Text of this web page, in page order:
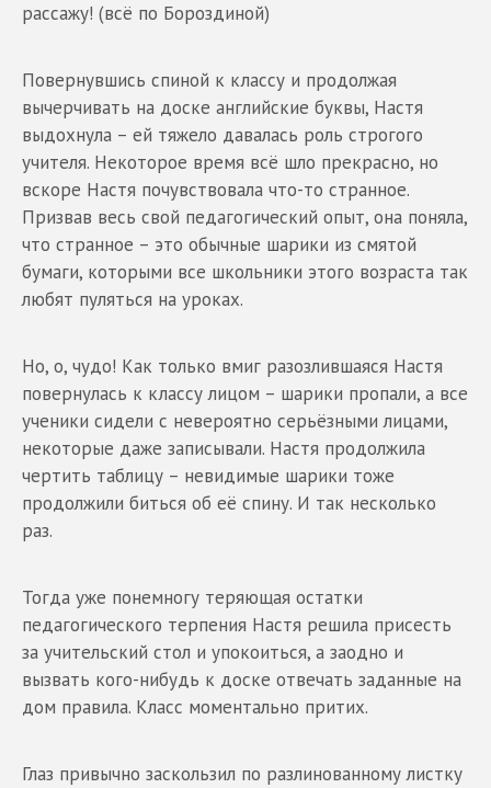
рассажу! (всё по Бороздиной)
Повернувшись спиной к классу и продолжая
вычерчивать на доске английские буквы, Настя
выдохнула – ей тяжело давалась роль строгого
учителя. Некоторое время всё шло прекрасно, но
вскоре Настя почувствовала что-то странное.
Призвав весь свой педагогический опыт, она поняла,
что странное – это обычные шарики из смятой
бумаги, которыми все школьники этого возраста так
любят пуляться на уроках.
Но, о, чудо! Как только вмиг разозлившаяся Настя
повернулась к классу лицом – шарики пропали, а все
ученики сидели с невероятно серьёзными лицами,
некоторые даже записывали. Настя продолжила
чертить таблицу – невидимые шарики тоже
продолжили биться об её спину. И так несколько
раз.
Тогда уже понемногу теряющая остатки
педагогического терпения Настя решила присесть
за учительский стол и упокоиться, а заодно и
вызвать кого-нибудь к доске отвечать заданные на
дом правила. Класс моментально притих.
Глаз привычно заскользил по разлинованному листку